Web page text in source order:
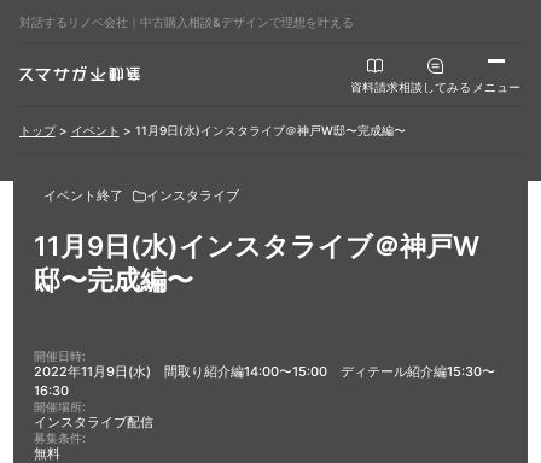
対話するリノベ会社｜中古購入相談&デザインで理想を叶える
メニュー
資料請求相談してみる
トップ> イベント > 11月9日(水)インスタライブ＠神戸W邸〜完成編〜
イベント終了 インスタライブ
11月9日(水)インスタライブ＠神戸W
邸〜完成編〜
開催日時:
2022年11月9日(水) 間取り紹介編14:00〜15:00 ディテール紹介編15:30〜
16:30
開催場所:
インスタライブ配信
募集条件:
無料